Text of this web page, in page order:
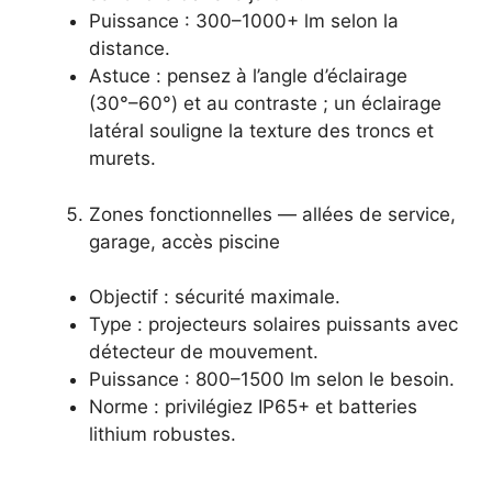
Puissance : 300–1000+ lm selon la
distance.
Astuce : pensez à l’angle d’éclairage
(30°–60°) et au contraste ; un éclairage
latéral souligne la texture des troncs et
murets.
Zones fonctionnelles — allées de service,
garage, accès piscine
Objectif : sécurité maximale.
Type : projecteurs solaires puissants avec
détecteur de mouvement.
Puissance : 800–1500 lm selon le besoin.
Norme : privilégiez IP65+ et batteries
lithium robustes.